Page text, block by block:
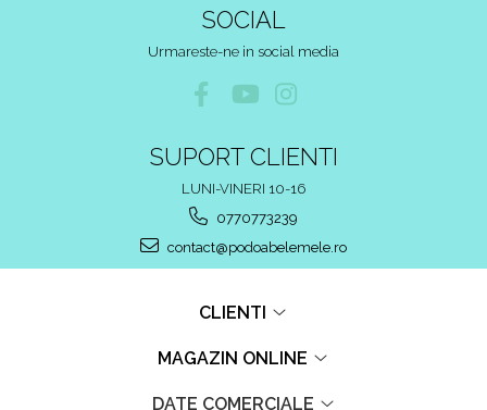
SOCIAL
Urmareste-ne in social media
SUPORT CLIENTI
LUNI-VINERI 10-16
0770773239
contact@podoabelemele.ro
CLIENTI
MAGAZIN ONLINE
DATE COMERCIALE